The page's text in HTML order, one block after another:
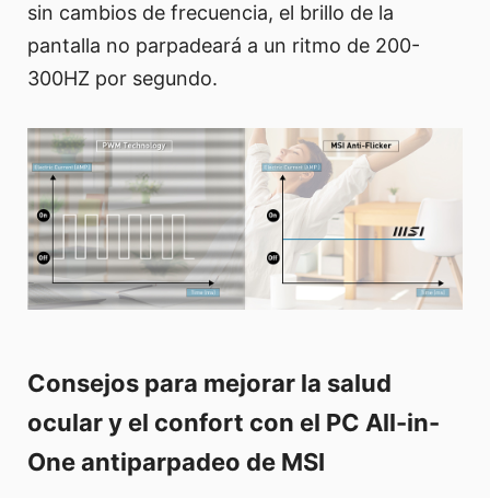
sin cambios de frecuencia, el brillo de la
pantalla no parpadeará a un ritmo de 200-
300HZ por segundo.
Consejos para mejorar la salud
ocular y el confort con el PC All-in-
One antiparpadeo de MSI